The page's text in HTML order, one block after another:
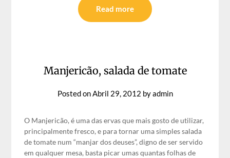
Read more
Manjericão, salada de tomate
Posted onAbril 29, 2012 byadmin
O Manjericão, é uma das ervas que mais gosto de utilizar,
principalmente fresco, e para tornar uma simples salada
de tomate num “manjar dos deuses”, digno de ser servido
em qualquer mesa, basta picar umas quantas folhas de